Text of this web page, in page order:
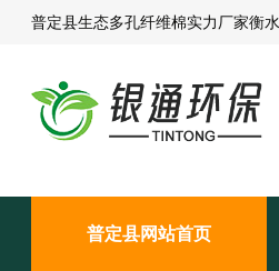
普定县生态多孔纤维棉实力厂家衡
普定县网站首页